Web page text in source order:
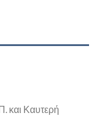
και Καυτερή